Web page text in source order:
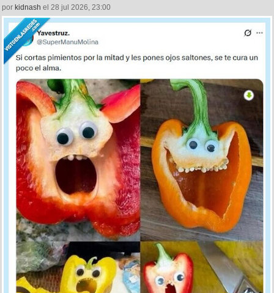
por kidnash el 28 jul 2026, 23:00